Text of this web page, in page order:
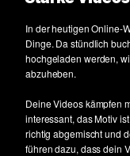
In der heutigen Online-
Dinge. Da stündlich
hochgeladen werden,
abzuheben.
Deine Videos kämpfen
interessant, das Motiv
richtig abgemischt und
führen dazu, dass dein